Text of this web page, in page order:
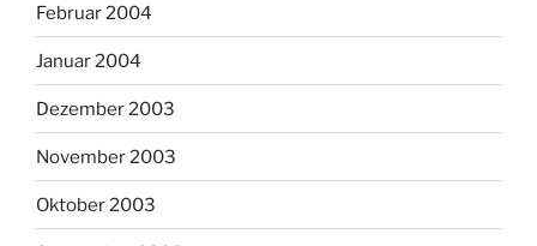
Februar 2004
Januar 2004
Dezember 2003
November 2003
Oktober 2003